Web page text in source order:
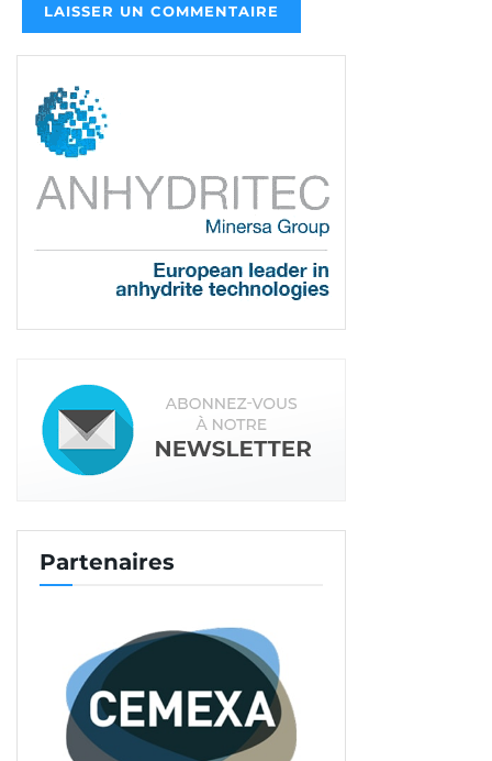
tous, entreprises labellisées Travauxlib ou non, dès
aujourd’hui ces 2 outils de gestion des devis et
de Travauxlib.
Tags: Travauxlib
Partenaires